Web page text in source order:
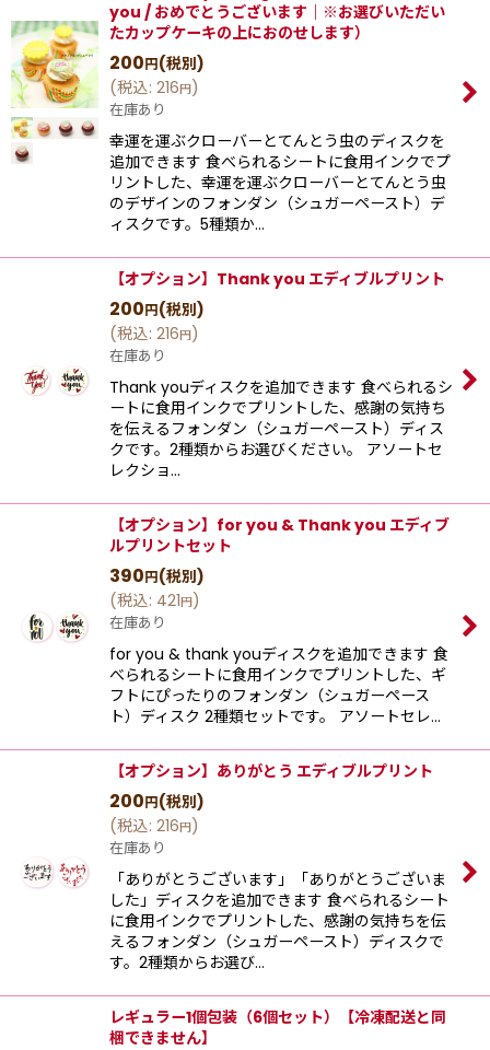
you / おめでとうございます｜※お選びいただい
たカップケーキの上におのせします）
200円(税別)
(税込: 216円)
在庫あり
幸運を運ぶクローバーとてんとう虫のディスクを
追加できます 食べられるシートに食用インクでプ
リントした、幸運を運ぶクローバーとてんとう虫
のデザインのフォンダン（シュガーペースト）デ
ィスクです。5種類か…
【オプション】Thank you エディブルプリント
200円(税別)
(税込: 216円)
在庫あり
Thank youディスクを追加できます 食べられるシ
ートに食用インクでプリントした、感謝の気持ち
を伝えるフォンダン（シュガーペースト）ディス
クです。2種類からお選びください。 アソートセ
レクショ…
【オプション】for you & Thank you エディブ
ルプリントセット
390円(税別)
(税込: 421円)
在庫あり
for you & thank youディスクを追加できます 食
べられるシートに食用インクでプリントした、ギ
フトにぴったりのフォンダン（シュガーペース
ト）ディスク 2種類セットです。 アソートセレ…
【オプション】ありがとう エディブルプリント
200円(税別)
(税込: 216円)
在庫あり
「ありがとうございます」「ありがとうございま
した」ディスクを追加できます 食べられるシート
に食用インクでプリントした、感謝の気持ちを伝
えるフォンダン（シュガーペースト）ディスクで
す。2種類からお選び…
レギュラー1個包装（6個セット）【冷凍配送と同
梱できません】